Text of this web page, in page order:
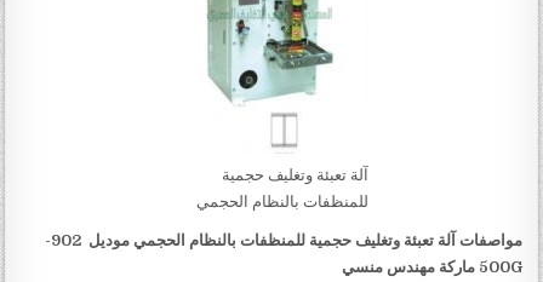
آلة تعبئة وتغليف حجمية
للمنظفات بالنظام الحجمي
مواصفات آلة تعبئة وتغليف حجمية للمنظفات بالنظام الحجمي موديل
902-
500G ماركة مهندس منسي